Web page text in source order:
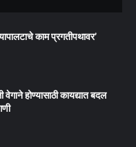
काम प्रगतीपथावर’
होण्यासाठी कायद्यात बदल